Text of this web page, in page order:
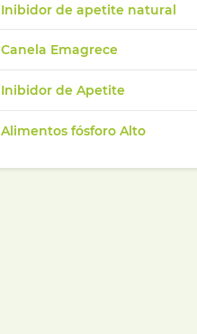
Inibidor de apetite natural
Canela Emagrece
Inibidor de Apetite
Alimentos fósforo Alto